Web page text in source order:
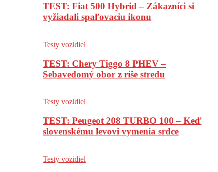
TEST: Fiat 500 Hybrid – Zákazníci si
vyžiadali spaľovaciu ikonu
Testy vozidiel
TEST: Chery Tiggo 8 PHEV –
Sebavedomý obor z ríše stredu
Testy vozidiel
TEST: Peugeot 208 TURBO 100 – Keď
slovenskému levovi vymenia srdce
Testy vozidiel